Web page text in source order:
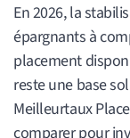
En 2026, la
épargnants à
placement
reste une base
Meilleurtaux
comparer pour